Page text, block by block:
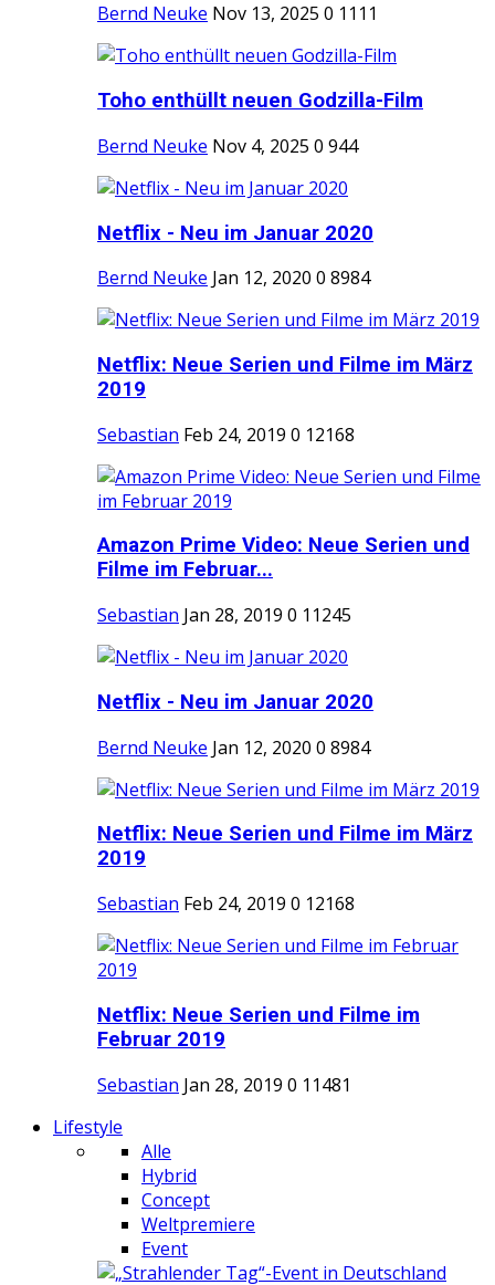
Bernd Neuke Nov 13, 2025 0 1111
Toho enthüllt neuen Godzilla-Film
Bernd Neuke Nov 4, 2025 0 944
Netflix - Neu im Januar 2020
Bernd Neuke Jan 12, 2020 0 8984
Netflix: Neue Serien und Filme im März
2019
Sebastian Feb 24, 2019 0 12168
Amazon Prime Video: Neue Serien und
Filme im Februar...
Sebastian Jan 28, 2019 0 11245
Netflix - Neu im Januar 2020
Bernd Neuke Jan 12, 2020 0 8984
Netflix: Neue Serien und Filme im März
2019
Sebastian Feb 24, 2019 0 12168
Netflix: Neue Serien und Filme im
Februar 2019
Sebastian Jan 28, 2019 0 11481
Lifestyle
Alle
Hybrid
Concept
Weltpremiere
Event